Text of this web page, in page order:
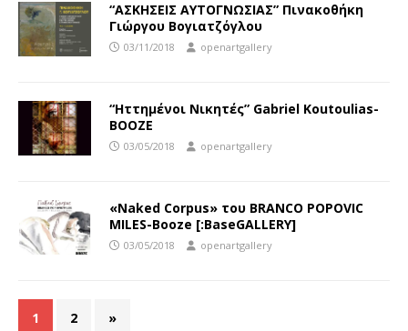
“ΑΣΚΗΣΕΙΣ ΑΥΤΟΓΝΩΣΙΑΣ” Πινακοθήκη
Γιώργου Βογιατζόγλου
03/11/2018 openartgallery
“Ηττημένοι Νικητές” Gabriel Koutoulias-
ΒΟΟΖΕ
03/05/2018 openartgallery
«Naked Corpus» του BRANCO POPOVIC
MILES-Booze [:BaseGALLERY]
03/05/2018 openartgallery
1 2 »